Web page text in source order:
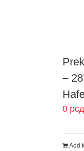
–
0 рсд
Add